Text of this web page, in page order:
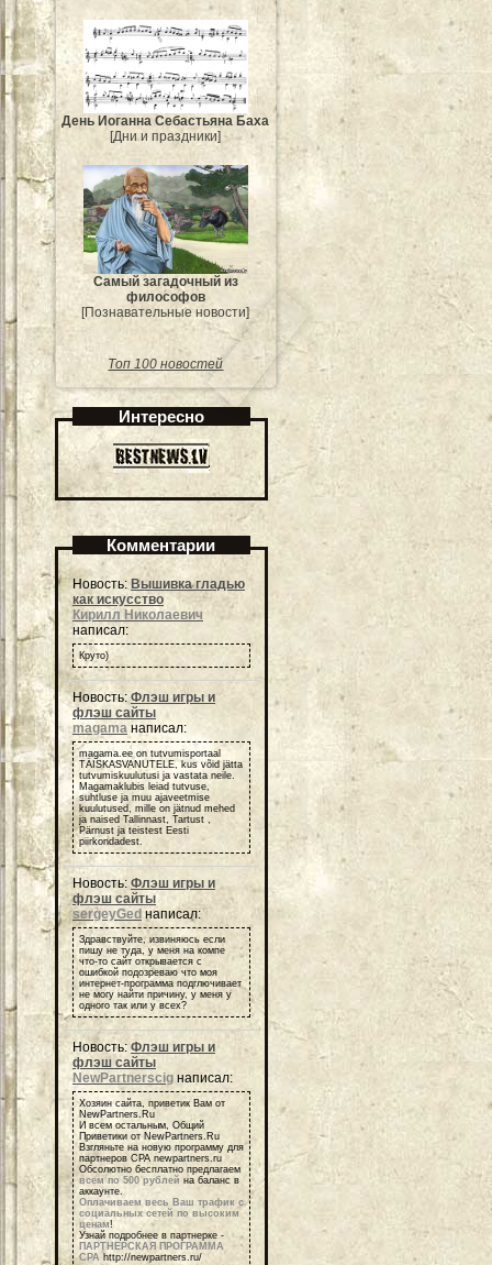
День Иоганна Себастьяна Баха
[Дни и праздники]
Самый загадочный из
философов
[Познавательные новости]
Топ 100 новостей
Интересно
Комментарии
Новость: Вышивка гладью
как искусство
Кирилл Николаевич
написал:
Круто)
Новость:Флэш игры и
флэш сайты
magama написал:
magama.ee on tutvumisportaal
TÄISKASVANUTELE, kus võid jätta
tutvumiskuulutusi ja vastata neile.
Magamaklubis leiad tutvuse,
suhtluse ja muu ajaveetmise
kuulutused, mille on jätnud mehed
ja naised Tallinnast, Tartust ,
Pärnust ja teistest Eesti
piirkondadest.
Новость: Флэш игры и
флэш сайты
sergeyGed написал:
Здравствуйте, извиняюсь если
пишу не туда, у меня на компе
что-то сайт открывается с
ошибкой подозреваю что моя
интернет-программа подглючивает
не могу найти причину, у меня у
одного так или у всех?
Новость:Флэш игры и
флэш сайты
NewPartnerscig написал:
Хозяин сайта, приветик Вам от
NewPartners.Ru
И всем остальным, Общий
Приветики от NewPartners.Ru
Взгляньте на новую программу для
партнеров СРА newpartners.ru
Обсолютно бесплатно предлагаем
всем по 500 рублей на баланс в
аккаунте.
Оплачиваем весь Ваш трафик с
социальных сетей по высоким
ценам!
Узнай подробнее в партнерке -
ПАРТНЕРСКАЯ ПРОГРАММА
СРА http://newpartners.ru/